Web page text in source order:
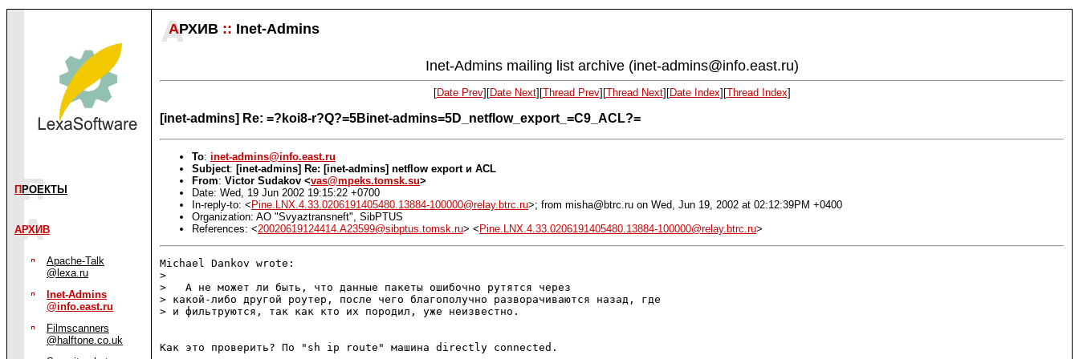
П РОЕКТЫ
АРХИВ
Apache-Talk
@lexa.ru
Inet-Admins
@info.east.ru
Filmscanners
@halftone.co.uk
АРХИВ :: Inet-Admins
Inet-Admins mailing list archive (inet-admins@info.east.ru)
[Date Prev][Date Next][Thread Prev][Thread Next][Date Index][Thread Index]
[inet-admins] Re: =?koi8-r?Q?=5Binet-admins=5D_netflow_export_=C9_ACL?=
To: inet-admins@info.east.ru
Subject: [inet-admins] Re: [inet-admins] netflow export и ACL
From: Victor Sudakov <vas@mpeks.tomsk.su>
Date: Wed, 19 Jun 2002 19:15:22 +0700
In-reply-to: < Pine.LNX.4.33.0206191405480.13884-100000@relay.btrc.ru>; from misha@btrc.ru on Wed, Jun 19, 2002 at 02:12:39PM +0400
Organization: AO "Svyaztransneft", SibPTUS
References: <20020619124414.A23599@sibptus.tomsk.ru> < Pine.LNX.4.33.0206191405480.13884-100000@relay.btrc.ru>
Michael Dankov wrote:
>
>   А не может ли быть, что данные пакеты ошибочно рутятся через
> какой-либо другой роутер, после чего благополучно разворачиваются назад, где
> и фильтруются, так как кто их породил, уже неизвестно.
Как это проверить? По "sh ip route" машина directly connected.